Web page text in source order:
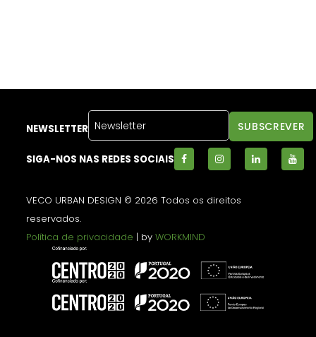
NEWSLETTER
SIGA-NOS NAS REDES SOCIAIS
VECO URBAN DESIGN © 2026 Todos os direitos
reservados.
Política de privacidade | byWORKMIND